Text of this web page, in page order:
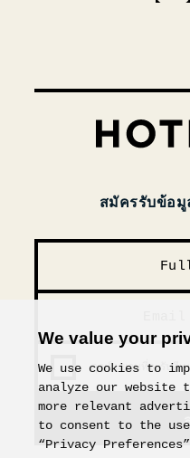
สมัครรับข้อมู
คุณยินยอมที่จะรับอี
We value your
We use cookies to
analyze our
more relevant
to consent to the
“Privacy